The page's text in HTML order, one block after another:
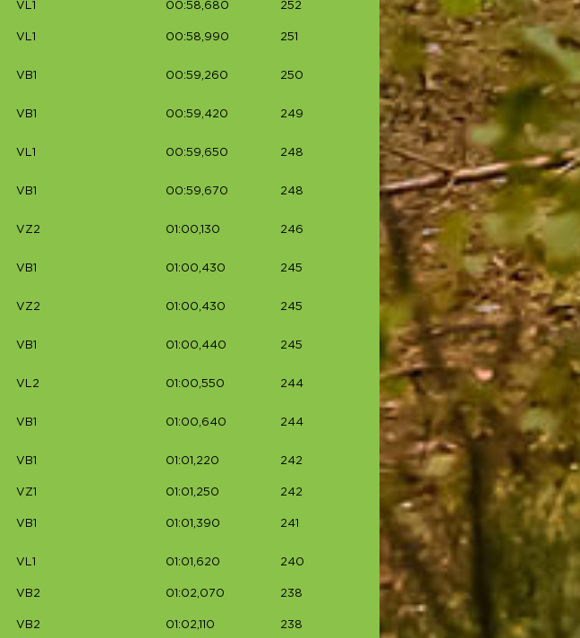
VL1 00:58,680 252
VL1 00:58,990 251
VB1 00:59,260 250
VB1 00:59,420 249
VL1 00:59,650 248
VB1 00:59,670 248
VZ2 01:00,130 246
VB1 01:00,430 245
VZ2 01:00,430 245
VB1 01:00,440 245
VL2 01:00,550 244
VB1 01:00,640 244
VB1 01:01,220 242
VZ1 01:01,250 242
VB1 01:01,390 241
VL1 01:01,620 240
VB2 01:02,070 238
VB2 01:02,110 238